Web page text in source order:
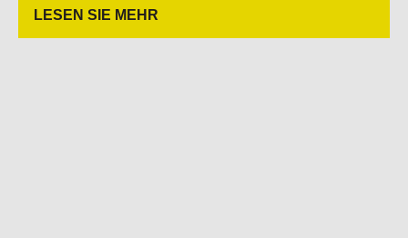
LESEN SIE MEHR